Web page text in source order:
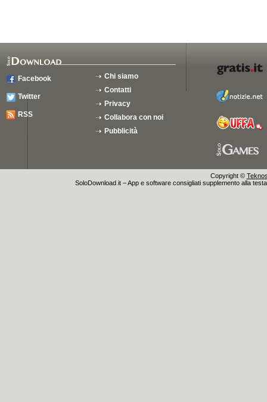
Facebook
Twitter
RSS
Chi siamo
Contatti
Privacy
Collabora con noi
Pubblicità
Copyright ©
SoloDownload.it – App e software consigliati supplemento alla